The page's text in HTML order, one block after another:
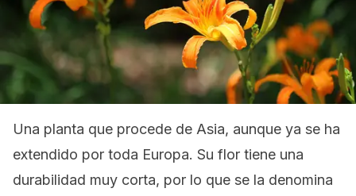
Una planta que procede de Asia, aunque ya se ha
extendido por toda Europa. Su flor tiene una
durabilidad muy corta, por lo que se la denomina